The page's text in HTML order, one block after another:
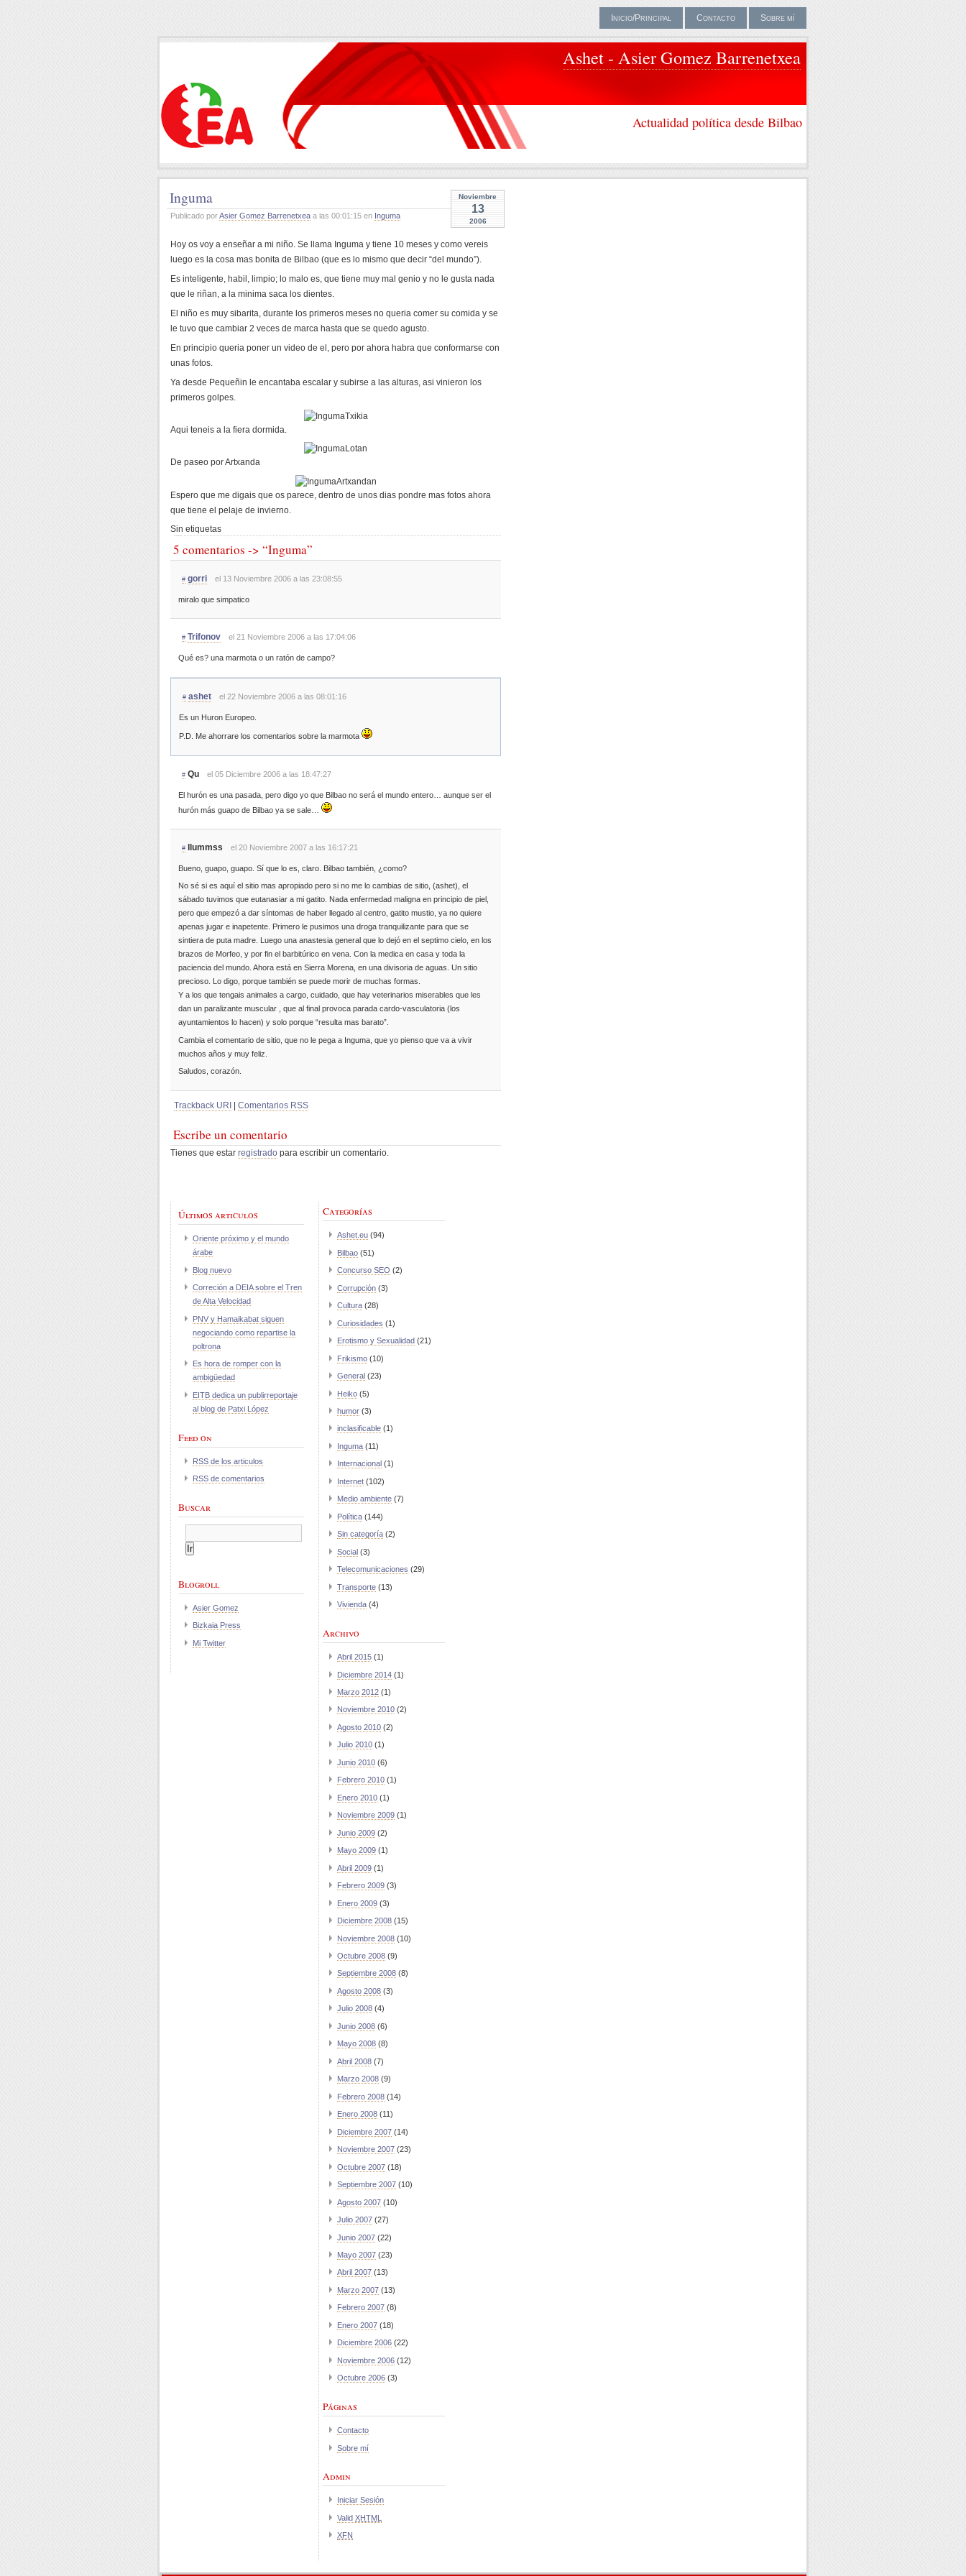
Inicio/Principal Contacto Sobre mí
Ashet - Asier Gomez Barrenetxea
Actualidad política desde Bilbao
Noviembre
13
2006
Inguma
Publicado porAsier Gomez Barrenetxea a las 00:01:15 en Inguma
Hoy os voy a enseñar a mi niño. Se llama Inguma y tiene 10 meses y como vereis
luego es la cosa mas bonita de Bilbao (que es lo mismo que decir “del mundo”).
Es inteligente, habil, limpio; lo malo es, que tiene muy mal genio y no le gusta nada
que le riñan, a la minima saca los dientes.
El niño es muy sibarita, durante los primeros meses no queria comer su comida y se
le tuvo que cambiar 2 veces de marca hasta que se quedo agusto.
En principio queria poner un video de el, pero por ahora habra que conformarse con
unas fotos.
Ya desde Pequeñin le encantaba escalar y subirse a las alturas, asi vinieron los
primeros golpes.
Aqui teneis a la fiera dormida.
De paseo por Artxanda
Espero que me digais que os parece, dentro de unos dias pondre mas fotos ahora
que tiene el pelaje de invierno.
Sin etiquetas
5 comentarios -> “Inguma”
# gorri el 13 Noviembre 2006 a las 23:08:55
miralo que simpatico
# Trifonov el 21 Noviembre 2006 a las 17:04:06
Qué es? una marmota o un ratón de campo?
# ashet el 22 Noviembre 2006 a las 08:01:16
Es un Huron Europeo.
P.D. Me ahorrare los comentarios sobre la marmota
# Qu el 05 Diciembre 2006 a las 18:47:27
El hurón es una pasada, pero digo yo que Bilbao no será el mundo entero… aunque ser el
hurón más guapo de Bilbao ya se sale…
# llummss el 20 Noviembre 2007 a las 16:17:21
Bueno, guapo, guapo. Sí que lo es, claro. Bilbao también, ¿como?
No sé si es aquí el sitio mas apropiado pero si no me lo cambias de sitio, (ashet), el
sábado tuvimos que eutanasiar a mi gatito. Nada enfermedad maligna en principio de piel,
pero que empezó a dar síntomas de haber llegado al centro, gatito mustio, ya no quiere
apenas jugar e inapetente. Primero le pusimos una droga tranquilizante para que se
sintiera de puta madre. Luego una anastesia general que lo dejó en el septimo cielo, en los
brazos de Morfeo, y por fin el barbitúrico en vena. Con la medica en casa y toda la
paciencia del mundo. Ahora está en Sierra Morena, en una divisoria de aguas. Un sitio
precioso. Lo digo, porque también se puede morir de muchas formas.
Y a los que tengais animales a cargo, cuidado, que hay veterinarios miserables que les
dan un paralizante muscular , que al final provoca parada cardo-vasculatoria (los
ayuntamientos lo hacen) y solo porque “resulta mas barato”.
Cambia el comentario de sitio, que no le pega a Inguma, que yo pienso que va a vivir
muchos años y muy feliz.
Saludos, corazón.
Trackback URI | Comentarios RSS
Escribe un comentario
Tienes que estar registrado para escribir un comentario.
Últimos articulos
Oriente próximo y el mundo
árabe
Blog nuevo
Correción a DEIA sobre el Tren
de Alta Velocidad
PNV y Hamaikabat siguen
negociando como repartise la
poltrona
Es hora de romper con la
ambigüedad
EITB dedica un publirreportaje
al blog de Patxi López
Feed on
RSS de los articulos
RSS de comentarios
Buscar
Blogroll
Asier Gomez
Bizkaia Press
Mi Twitter
Categorías
Ashet.eu (94)
Bilbao (51)
Concurso SEO (2)
Corrupción (3)
Cultura (28)
Curiosidades (1)
Erotismo y Sexualidad (21)
Frikismo (10)
General (23)
Heiko (5)
humor (3)
inclasificable (1)
Inguma (11)
Internacional (1)
Internet (102)
Medio ambiente (7)
Política (144)
Sin categoría (2)
Social (3)
Telecomunicaciones (29)
Transporte (13)
Vivienda (4)
Archivo
Abril 2015 (1)
Diciembre 2014 (1)
Marzo 2012 (1)
Noviembre 2010 (2)
Agosto 2010 (2)
Julio 2010 (1)
Junio 2010 (6)
Febrero 2010 (1)
Enero 2010 (1)
Noviembre 2009 (1)
Junio 2009 (2)
Mayo 2009 (1)
Abril 2009 (1)
Febrero 2009 (3)
Enero 2009 (3)
Diciembre 2008 (15)
Noviembre 2008 (10)
Octubre 2008 (9)
Septiembre 2008 (8)
Agosto 2008 (3)
Julio 2008 (4)
Junio 2008 (6)
Mayo 2008 (8)
Abril 2008 (7)
Marzo 2008 (9)
Febrero 2008 (14)
Enero 2008 (11)
Diciembre 2007 (14)
Noviembre 2007 (23)
Octubre 2007 (18)
Septiembre 2007 (10)
Agosto 2007 (10)
Julio 2007 (27)
Junio 2007 (22)
Mayo 2007 (23)
Abril 2007 (13)
Marzo 2007 (13)
Febrero 2007 (8)
Enero 2007 (18)
Diciembre 2006 (22)
Noviembre 2006 (12)
Octubre 2006 (3)
Páginas
Contacto
Sobre mí
Admin
Iniciar Sesión
Valid XHTML
XFN